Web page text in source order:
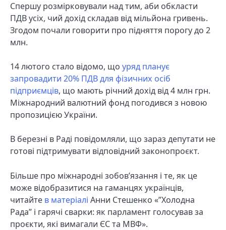
Спершу розмірковували над тим, аби обкласти
ПДВ усіх, чий дохід складав від мільйона гривень.
Згодом почали говорити про підняття порогу до 2
млн.
14 лютого стало відомо, що уряд планує
запровадити 20% ПДВ для фізичних осіб
підприємців, що мають річний дохід від 4 млн грн.
Міжнародний валютний фонд погодився з новою
пропозицією України.
В березні в Раді повідомляли, що зараз депутати не
готові підтримувати відповідний законопроєкт.
Більше про міжнародні зобов’язання і те, як це
може відобразитися на гаманцях українців,
читайте в матеріалі Анни Стешенко «”Холодна
Рада” і гарячі сварки: як парламент голосував за
проєкти, які вимагали ЄС та МВФ».